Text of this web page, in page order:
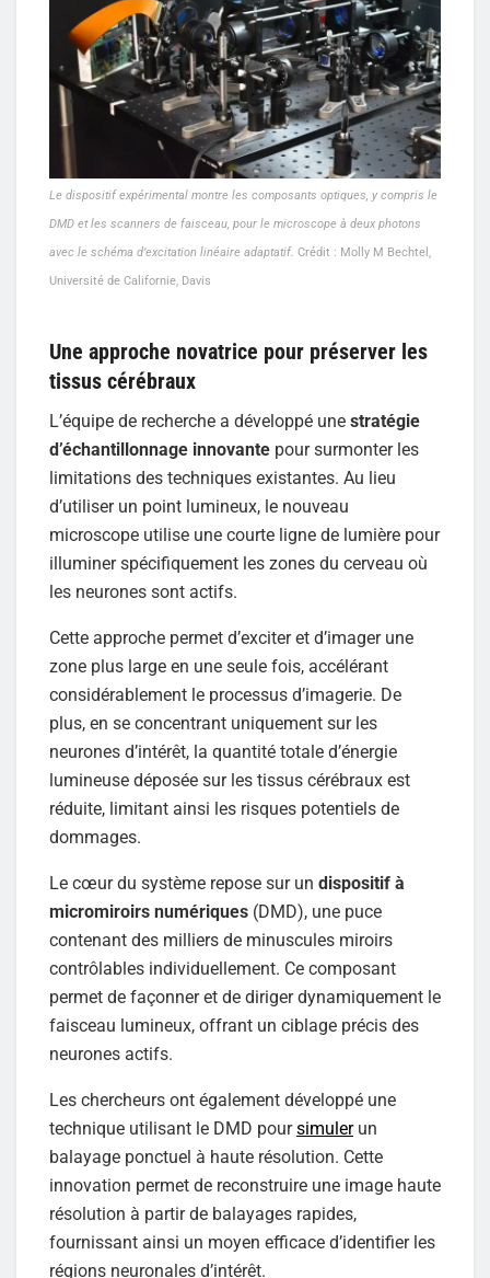
Le dispositif expérimental montre les composants optiques, y compris le
DMD et les scanners de faisceau, pour le microscope à deux photons
avec le schéma d’excitation linéaire adaptatif. Crédit : Molly M Bechtel,
Université de Californie, Davis
Une approche novatrice pour préserver les
tissus cérébraux
L’équipe de recherche a développé une stratégie
d’échantillonnage innovante pour surmonter les
limitations des techniques existantes. Au lieu
d’utiliser un point lumineux, le nouveau
microscope utilise une courte ligne de lumière pour
illuminer spécifiquement les zones du cerveau où
les neurones sont actifs.
Cette approche permet d’exciter et d’imager une
zone plus large en une seule fois, accélérant
considérablement le processus d’imagerie. De
plus, en se concentrant uniquement sur les
neurones d’intérêt, la quantité totale d’énergie
lumineuse déposée sur les tissus cérébraux est
réduite, limitant ainsi les risques potentiels de
dommages.
Le cœur du système repose sur un dispositif à
micromiroirs numériques (DMD), une puce
contenant des milliers de minuscules miroirs
contrôlables individuellement. Ce composant
permet de façonner et de diriger dynamiquement le
faisceau lumineux, offrant un ciblage précis des
neurones actifs.
Les chercheurs ont également développé une
technique utilisant le DMD poursimulerun
balayage ponctuel à haute résolution. Cette
innovation permet de reconstruire une image haute
résolution à partir de balayages rapides,
fournissant ainsi un moyen efficace d’identifier les
régions neuronales d’intérêt.